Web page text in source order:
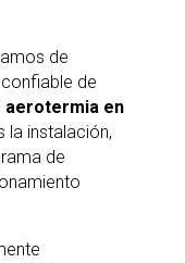
de
de
aerotermia en
la instalación,
de